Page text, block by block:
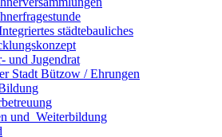
städtebauliches
und Jugendrat
Stadt Bützow / Ehrungen
und ­ Weiterbildung